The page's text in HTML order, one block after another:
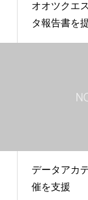
オオツクエ
タ報告書を
データアカ
催を支援